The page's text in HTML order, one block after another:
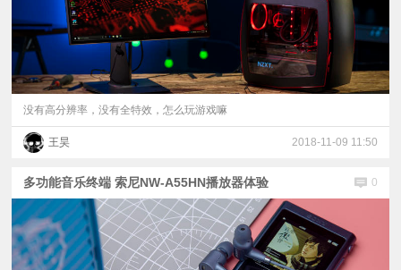
题
没有高分辨率，没有全特效，怎么玩游戏嘛
王昊 2018-11-09 11:50
多功能音乐终端 索尼NW-A55HN播放器体验 0